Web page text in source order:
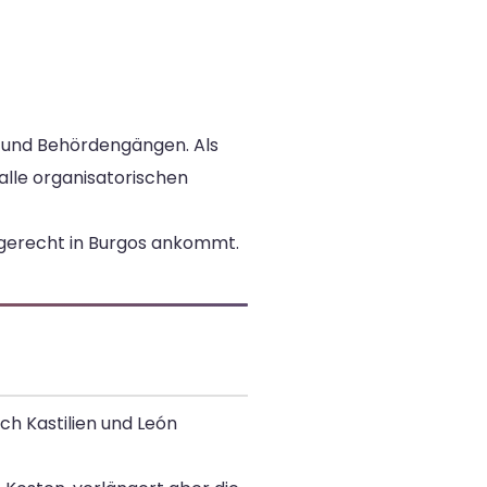
Behördengängen. Als
organisatorischen
in Burgos ankommt.
Kastilien und León